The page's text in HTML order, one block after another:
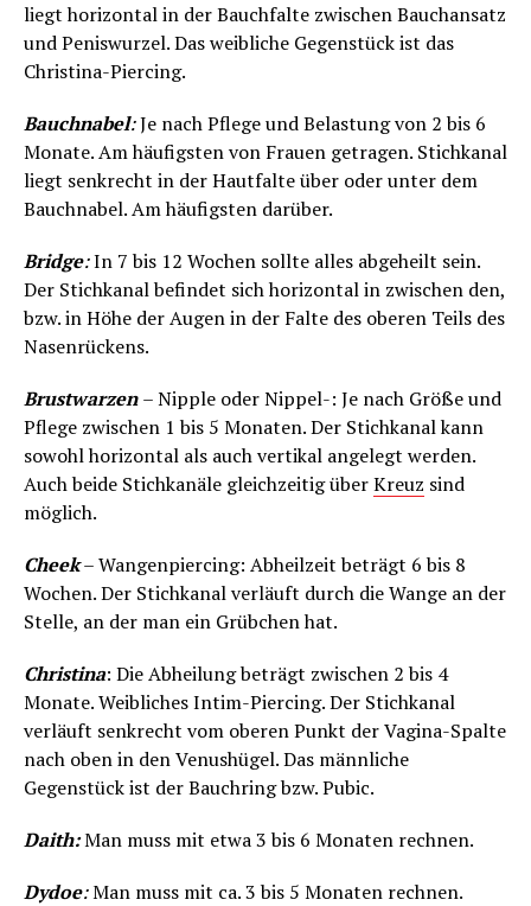
liegt horizontal in der Bauchfalte zwischen Bauchansatz
und Peniswurzel. Das weibliche Gegenstück ist das
Christina-Piercing.
Bauchnabel:Je nach Pflege und Belastung von 2 bis 6
Monate. Am häufigsten von Frauen getragen. Stichkanal
liegt senkrecht in der Hautfalte über oder unter dem
Bauchnabel. Am häufigsten darüber.
Bridge:In 7 bis 12 Wochen sollte alles abgeheilt sein.
Der Stichkanal befindet sich horizontal in zwischen den,
bzw. in Höhe der Augen in der Falte des oberen Teils des
Nasenrückens.
Brustwarzen – Nipple oder Nippel-: Je nach Größe und
Pflege zwischen 1 bis 5 Monaten. Der Stichkanal kann
sowohl horizontal als auch vertikal angelegt werden.
Auch beide Stichkanäle gleichzeitig überKreuz sind
möglich.
Cheek– Wangenpiercing: Abheilzeit beträgt 6 bis 8
Wochen. Der Stichkanal verläuft durch die Wange an der
Stelle, an der man ein Grübchen hat.
Christina: Die Abheilung beträgt zwischen 2 bis 4
Monate. Weibliches Intim-Piercing. Der Stichkanal
verläuft senkrecht vom oberen Punkt der Vagina-Spalte
nach oben in den Venushügel. Das männliche
Gegenstück ist der Bauchring bzw. Pubic.
Daith:Man muss mit etwa 3 bis 6 Monaten rechnen.
Dydoe:Man muss mit ca. 3 bis 5 Monaten rechnen.